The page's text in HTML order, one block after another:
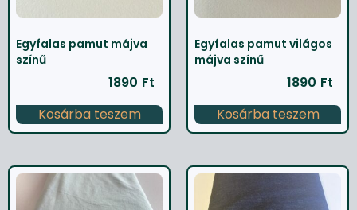
Egyfalas pamut májva
színű
1890 Ft
Kosárba teszem
Egyfalas pamut világos
májva színű
1890 Ft
Kosárba teszem